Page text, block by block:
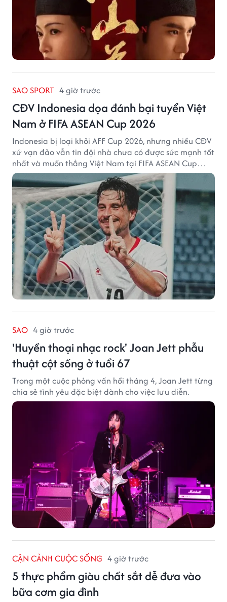
SAO SPORT 4 giờ trước
CĐV Indonesia dọa đánh bại tuyển Việt
Nam ở FIFA ASEAN Cup 2026
Indonesia bị loại khỏi AFF Cup 2026, nhưng nhiều CĐV
xứ vạn đảo vẫn tin đội nhà chưa có được sức mạnh tốt
nhất và muốn thắng Việt Nam tại FIFA ASEAN Cup
2026.
SAO 4 giờ trước
'Huyền thoại nhạc rock' Joan Jett phẫu
thuật cột sống ở tuổi 67
Trong một cuộc phỏng vấn hồi tháng 4, Joan Jett từng
chia sẻ tình yêu đặc biệt dành cho việc lưu diễn.
CẬN CẢNH CUỘC SỐNG 4 giờ trước
5 thực phẩm giàu chất sắt dễ đưa vào
bữa cơm gia đình